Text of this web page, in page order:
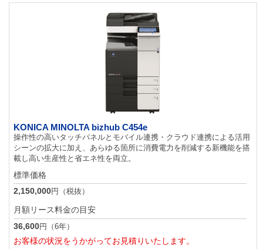
KONICA MINOLTA bizhub C454e
操作性の高いタッチパネルとモバイル連携・クラウド連携による活用
シーンの拡大に加え、あらゆる箇所に消費電力を削減する新機能を搭
載し高い生産性と省エネ性を両立。
標準価格
2,150,000円（税抜）
月額リース料金の目安
36,600円（6年）
お客様の状況をうかがってお見積りいたします。